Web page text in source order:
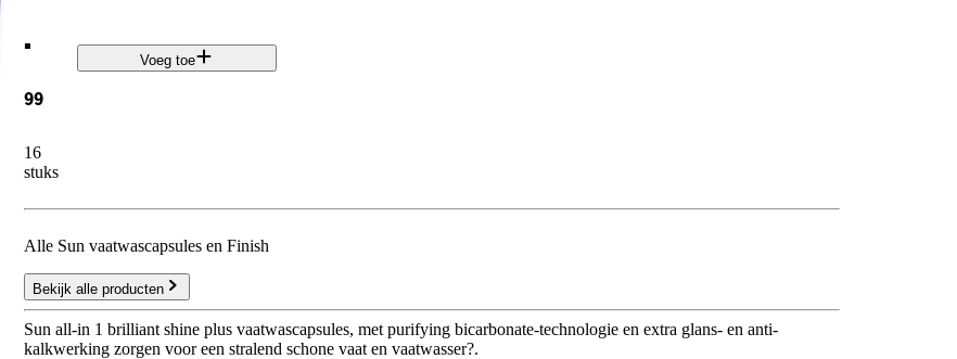
.
99
16
stuks
Voeg toe
Alle Sun vaatwascapsules en Finish
Bekijk alle producten
Sun all-in 1 brilliant shine plus vaatwascapsules, met purifying bicarbonate-technologie en extra glans- en anti-
kalkwerking zorgen voor een stralend schone vaat en vaatwasser?.